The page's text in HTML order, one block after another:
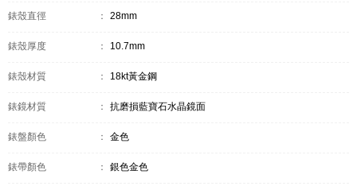
錶殼直徑 ： 28mm
錶殼厚度 ： 10.7mm
錶殼材質 ： 18kt黃金鋼
錶鏡材質 ： 抗磨損藍寶石水晶鏡面
錶盤顏色 ： 金色
錶帶顏色 ： 銀色金色